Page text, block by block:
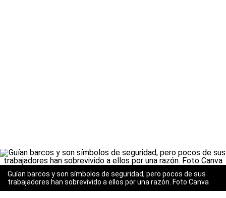
Guían barcos y son símbolos de seguridad, pero pocos de sus
trabajadores han sobrevivido a ellos por una razón. Foto Canva